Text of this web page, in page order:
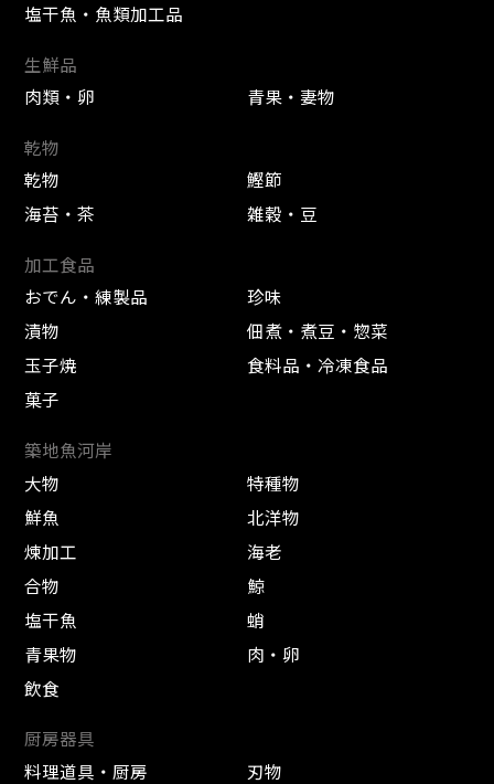
塩干魚・魚類加工品
生鮮品
肉類・卵
青果・妻物
乾物
乾物
鰹節
海苔・茶
雑穀・豆
加工食品
おでん・練製品
珍味
漬物
佃煮・煮豆・惣菜
玉子焼
食料品・冷凍食品
菓子
築地魚河岸
大物
特種物
鮮魚
北洋物
煉加工
海老
合物
鯨
塩干魚
蛸
青果物
肉・卵
飲食
厨房器具
料理道具・厨房
刃物